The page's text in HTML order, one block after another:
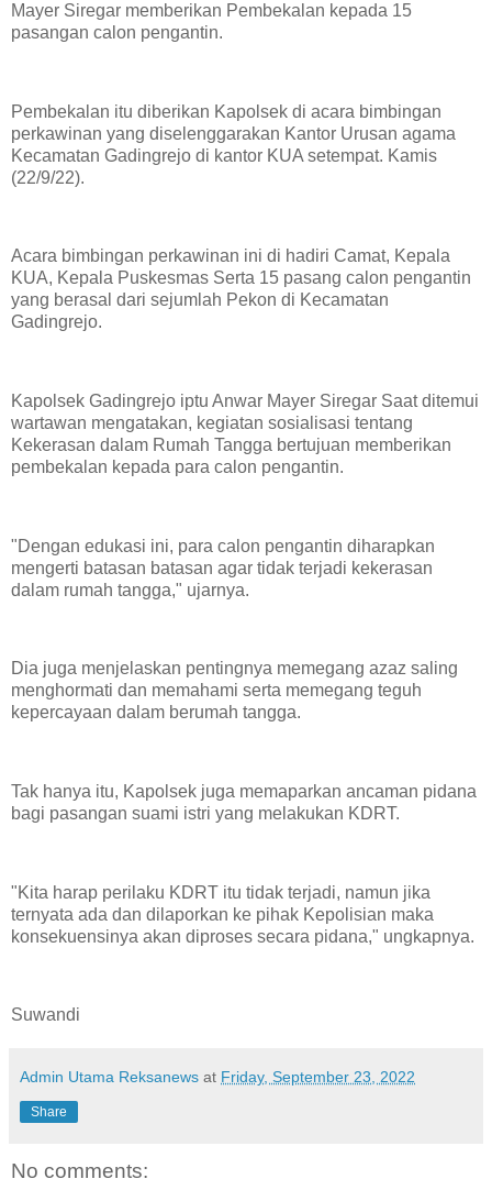
Mayer Siregar memberikan Pembekalan kepada 15
pasangan calon pengantin.
Pembekalan itu diberikan Kapolsek di acara bimbingan
perkawinan yang diselenggarakan Kantor Urusan agama
Kecamatan Gadingrejo di kantor KUA setempat. Kamis
(22/9/22).
Acara bimbingan perkawinan ini di hadiri Camat, Kepala
KUA, Kepala Puskesmas Serta 15 pasang calon pengantin
yang berasal dari sejumlah Pekon di Kecamatan
Gadingrejo.
Kapolsek Gadingrejo iptu Anwar Mayer Siregar Saat ditemui
wartawan mengatakan, kegiatan sosialisasi tentang
Kekerasan dalam Rumah Tangga bertujuan memberikan
pembekalan kepada para calon pengantin.
"Dengan edukasi ini, para calon pengantin diharapkan
mengerti batasan batasan agar tidak terjadi kekerasan
dalam rumah tangga," ujarnya.
Dia juga menjelaskan pentingnya memegang azaz saling
menghormati dan memahami serta memegang teguh
kepercayaan dalam berumah tangga.
Tak hanya itu, Kapolsek juga memaparkan ancaman pidana
bagi pasangan suami istri yang melakukan KDRT.
"Kita harap perilaku KDRT itu tidak terjadi, namun jika
ternyata ada dan dilaporkan ke pihak Kepolisian maka
konsekuensinya akan diproses secara pidana," ungkapnya.
Suwandi
Admin Utama Reksanews at Friday, September 23, 2022
Share
No comments: